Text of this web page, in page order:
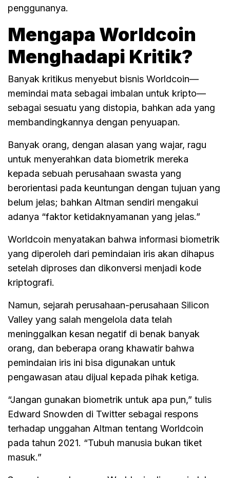
penggunanya.
Mengapa Worldcoin
Menghadapi Kritik?
Banyak kritikus menyebut bisnis Worldcoin—
memindai mata sebagai imbalan untuk kripto—
sebagai sesuatu yang distopia, bahkan ada yang
membandingkannya dengan penyuapan.
Banyak orang, dengan alasan yang wajar, ragu
untuk menyerahkan data biometrik mereka
kepada sebuah perusahaan swasta yang
berorientasi pada keuntungan dengan tujuan yang
belum jelas; bahkan Altman sendiri mengakui
adanya “faktor ketidaknyamanan yang jelas.”
Worldcoin menyatakan bahwa informasi biometrik
yang diperoleh dari pemindaian iris akan dihapus
setelah diproses dan dikonversi menjadi kode
kriptografi.
Namun, sejarah perusahaan-perusahaan Silicon
Valley yang salah mengelola data telah
meninggalkan kesan negatif di benak banyak
orang, dan beberapa orang khawatir bahwa
pemindaian iris ini bisa digunakan untuk
pengawasan atau dijual kepada pihak ketiga.
“Jangan gunakan biometrik untuk apa pun,” tulis
Edward Snowden di Twitter sebagai respons
terhadap unggahan Altman tentang Worldcoin
pada tahun 2021. “Tubuh manusia bukan tiket
masuk.”